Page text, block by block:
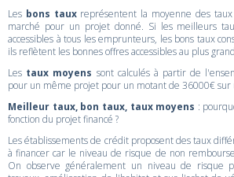
Les bons tauxreprésentent la moyenne des
marché pour un projet donné. Si les meilleurs
accessibles à tous les emprunteurs, les bons taux
ils reflètent les bonnes offres accessibles au plus
Les taux moyens sont calculés à partir de
pour un même projet pour un motant de 36000€ sur
Meilleur taux, bon taux, taux moyens :
fonction du projet financé ?
Les établissements de crédit proposent des taux
à financer car le niveau de risque de non
On observe généralement un niveau de risque